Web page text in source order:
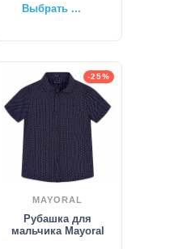
Выбрать ...
-25%
MAYORAL
Рубашка для
мальчика Mayoral